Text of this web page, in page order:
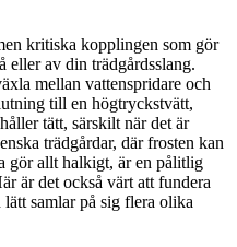
kritiska kopplingen som gör
eller av din trädgårdsslang.
mellan vattenspridare och
till en högtryckstvätt,
tätt, särskilt när det är
trädgårdar, där frosten kan
gör allt halkigt, är en pålitlig
är det också värt att fundera
samlar på sig flera olika